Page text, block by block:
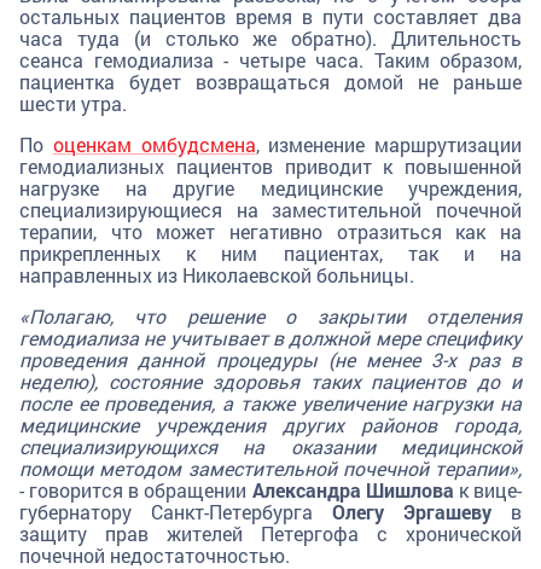
остальных пациентов время в пути составляет два
часа туда (и столько же обратно). Длительность
сеанса гемодиализа - четыре часа. Таким образом,
пациентка будет возвращаться домой не раньше
шести утра.
По оценкам омбудсмена, изменение маршрутизации
гемодиализных пациентов приводит к повышенной
нагрузке на другие медицинские учреждения,
специализирующиеся на заместительной почечной
терапии, что может негативно отразиться как на
прикрепленных к ним пациентах, так и на
направленных из Николаевской больницы.
«Полагаю, что решение о закрытии отделения
гемодиализа не учитывает в должной мере специфику
проведения данной процедуры (не менее 3-х раз в
неделю), состояние здоровья таких пациентов до и
после ее проведения, а также увеличение нагрузки на
медицинские учреждения других районов города,
специализирующихся на оказании медицинской
помощи методом заместительной почечной терапии»,
- говорится в обращении Александра Шишловак вице-
губернатору Санкт-Петербурга Олегу Эргашеву в
защиту прав жителей Петергофа с хронической
почечной недостаточностью.